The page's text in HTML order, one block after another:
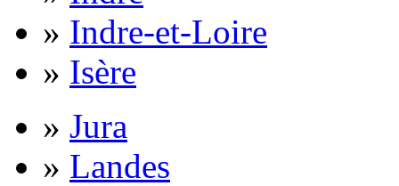
» Indre-et-Loire
» Isère
» Jura
» Landes